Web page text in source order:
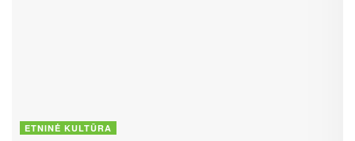
ETNINĖ KULTŪRA